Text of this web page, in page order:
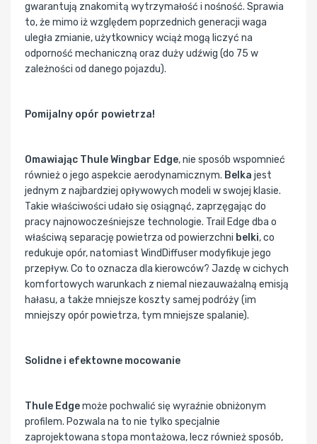
gwarantują znakomitą wytrzymałość i nośność. Sprawia
to, że mimo iż względem poprzednich generacji waga
uległa zmianie, użytkownicy wciąż mogą liczyć na
odporność mechaniczną oraz duży udźwig (do 75 w
zależności od danego pojazdu).
Pomijalny opór powietrza!
Omawiając Thule Wingbar Edge, nie sposób wspomnieć
również o jego aspekcie aerodynamicznym. Belka jest
jednym z najbardziej opływowych modeli w swojej klasie.
Takie właściwości udało się osiągnąć, zaprzęgając do
pracy najnowocześniejsze technologie. Trail Edge dba o
właściwą separację powietrza od powierzchni belki, co
redukuje opór, natomiast WindDiffuser modyfikuje jego
przepływ. Co to oznacza dla kierowców? Jazdę w cichych
komfortowych warunkach z niemal niezauważalną emisją
hałasu, a także mniejsze koszty samej podróży (im
mniejszy opór powietrza, tym mniejsze spalanie).
Solidne i efektowne mocowanie
Thule Edgemoże pochwalić się wyraźnie obniżonym
profilem. Pozwala na to nie tylko specjalnie
zaprojektowana stopa montażowa, lecz również sposób,